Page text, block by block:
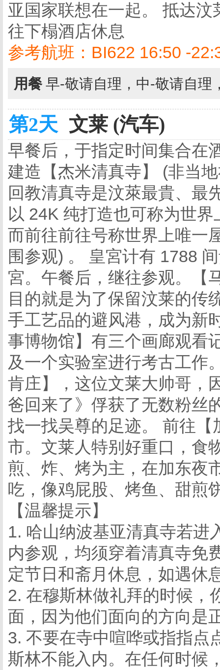
亚国家联想在一起。 抵达
往下榻酒店休息
参考航班：BI622 16:50 -
用餐 早-敬请自理，中-敬请自理
第2天 文莱 (汽车)
早餐后，于指定时间集合在
建造【杰米清真寺】 (非当
回教清真寺是汶萊最貴、最
以 24K 纯打造也可称为世
而前往前往号称世界上唯一
围参观) 。 皇宮计有 1788
宮。午餐后，继往参观。【
目的就是为了保留汶莱的传
手工艺品的避风港，成为新
事博物馆】有三个画廊观看
及一个实验室进行考古工作
肯庄】，这位文莱大帅哥，
爸回来了》俘获了无数粉丝
找一找吴尊的足迹。 前往
市。文莱人特别好重口，食
煎、炸、烤为主，在加东夜
吃，像鸡屁股、烤鱼、甜煎
【温馨提示】
1. 哈山纳波基亚清真寺若进
内参观，均须穿着清真寺免
定节日和斋月休息，如遇休
2. 在穆斯林做礼拜的时候，
面，因为他们面向的方向是
3. 不要在寺中喧哗或指指点
斯林不能入内。在任何时候